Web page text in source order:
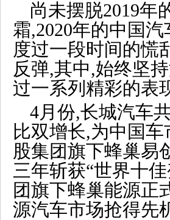
尚未摆脱2019年
霜,2020年的中国
度过一段时间的慌
反弹,其中,始终坚
过一系列精彩的表
4月份,长城汽车
比双增长,为中国
股集团旗下蜂巢易
三年斩获“世界十
团旗下蜂巢能源正
源汽车市场抢得先